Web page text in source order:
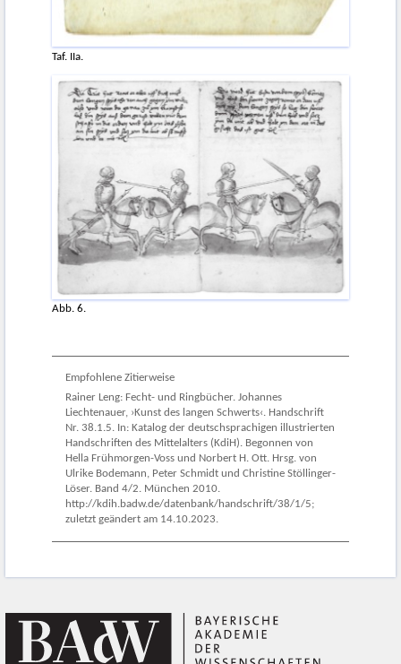
Taf. IIa.
Abb. 6.
Empfohlene Zitierweise
Rainer Leng: Fecht- und Ringbücher. Johannes
Liechtenauer, ›Kunst des langen Schwerts‹. Handschrift
Nr. 38.1.5. In: Katalog der deutschsprachigen illustrierten
Handschriften des Mittelalters (KdiH). Begonnen von
Hella Frühmorgen-Voss und Norbert H. Ott. Hrsg. von
Ulrike Bodemann, Peter Schmidt und Christine Stöllinger-
Löser. Band 4/2. München 2010.
http://kdih.badw.de/datenbank/handschrift/38/1/5;
zuletzt geändert am 14.10.2023.